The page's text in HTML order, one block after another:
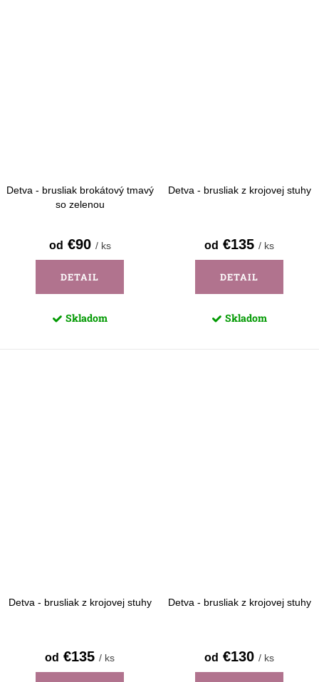
Detva - brusliak brokátový tmavý
so zelenou
od €90 / ks
DETAIL
Skladom
Detva - brusliak z krojovej stuhy
od €135 / ks
DETAIL
Skladom
Detva - brusliak z krojovej stuhy
od €135 / ks
Detva - brusliak z krojovej stuhy
od €130 / ks